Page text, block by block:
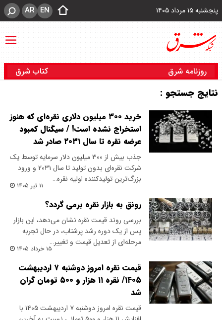
پنجشنبه ۱۵ مرداد ۱۴۰۵ EN
AR
روزنامه شرق کتاب شرق
نتایج جستجو :
خرید ۳۰۰ میلیون دلاری نقره‌ای که هنوز
استخراج نشده است! / سیگنال کمبود
عرضه نقره تا سال ۲۰۳۱ صادر شد
جذب بیش از ۳۰۰ میلیون دلار سرمایه توسط یک
شرکت نقره‌ای بدون تولید تا سال ۲۰۳۱ و ورود
بزرگ‌ترین تولیدکننده اولیه نقره…
۱۱ تیر ۱۴۰۵
رونق به بازار نقره برمی گردد؟
بررسی روند قیمت نقره نشان می‌دهد، این بازار
پس از یک دوره رشد پرشتاب، در حال تجربه
مرحله‌ای از تعدیل قیمت و تغییر…
۱۵ خرداد ۱۴۰۵
قیمت نقره امروز دوشنبه ۷ اردیبهشت
۱۴۰۵/ نقره ۱۱ هزار و ۵۰۰ تومان گران
شد
قیمت نقره امروز دوشنبه ۷ اردیبهشت ۱۴۰۵ با